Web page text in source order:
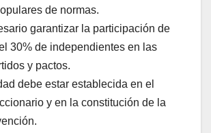
de normas.
garantizar la participación de
30% de independientes en las
y pactos.
debe estar establecida en el
y en la constitución de la